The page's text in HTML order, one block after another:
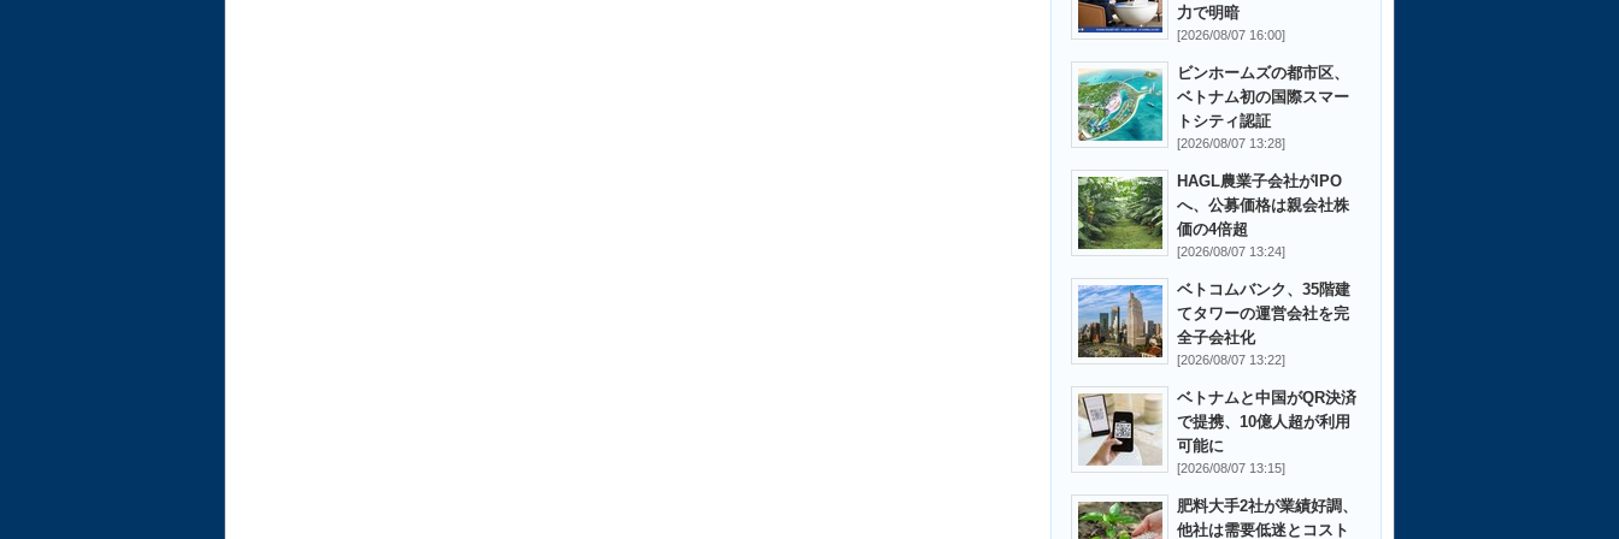
力で明暗
[2026/08/07 16:00]
ビンホームズの都市区、
ベトナム初の国際スマー
トシティ認証
[2026/08/07 13:28]
HAGL農業子会社がIPO
へ、公募価格は親会社株
価の4倍超
[2026/08/07 13:24]
ベトコムバンク、35階建
てタワーの運営会社を完
全子会社化
[2026/08/07 13:22]
ベトナムと中国がQR決済
で提携、10億人超が利用
可能に
[2026/08/07 13:15]
肥料大手2社が業績好調、
他社は需要低迷とコスト